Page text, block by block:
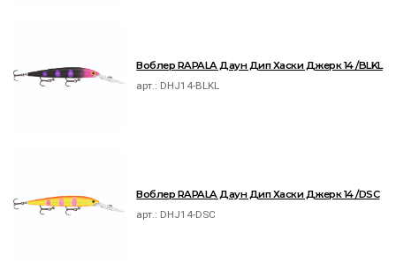
Воблер RAPALA Даун Дип Хаски Джерк 14 /BLKL
арт.: DHJ14-BLKL
Воблер RAPALA Даун Дип Хаски Джерк 14 /DSC
арт.: DHJ14-DSC